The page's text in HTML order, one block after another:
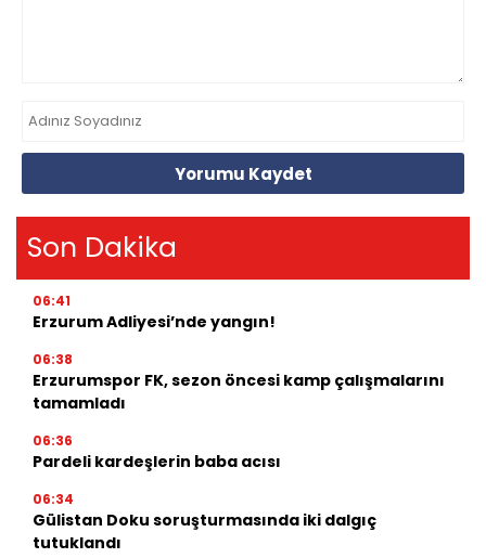
Yorumu Kaydet
Son Dakika
06:41
Erzurum Adliyesi’nde yangın!
06:38
Erzurumspor FK, sezon öncesi kamp çalışmalarını
tamamladı
06:36
Pardeli kardeşlerin baba acısı
06:34
Gülistan Doku soruşturmasında iki dalgıç
tutuklandı